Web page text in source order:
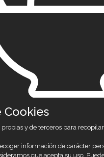
Cookies
propias y de terceros para
información de carácter
que acepta su uso.